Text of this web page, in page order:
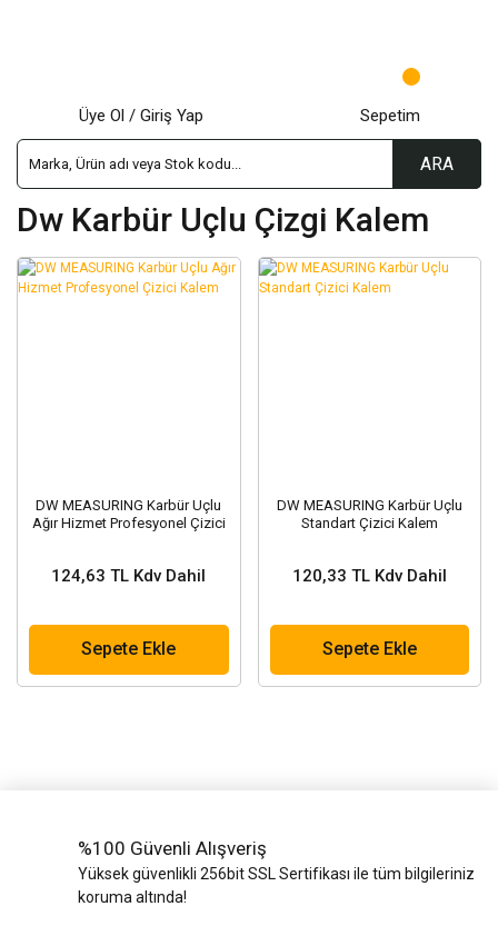
ARA
Üye Ol / Giriş Yap Sepetim
Dw Karbür Uçlu Çizgi Kalem
DW MEASURING Karbür Uçlu
Ağır Hizmet Profesyonel Çizici
124,63 TL Kdv Dahil
Sepete Ekle
DW MEASURING Karbür Uçlu
Standart Çizici Kalem
120,33 TL Kdv Dahil
Sepete Ekle
%100 Güvenli Alışveriş
Yüksek güvenlikli 256bit SSL Sertifikası ile tüm bilgileriniz
koruma altında!